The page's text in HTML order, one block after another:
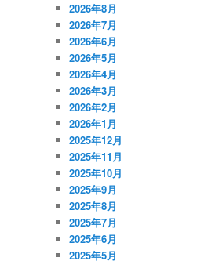
2026年8月
2026年7月
2026年6月
2026年5月
2026年4月
2026年3月
2026年2月
2026年1月
2025年12月
2025年11月
2025年10月
2025年9月
2025年8月
2025年7月
2025年6月
2025年5月